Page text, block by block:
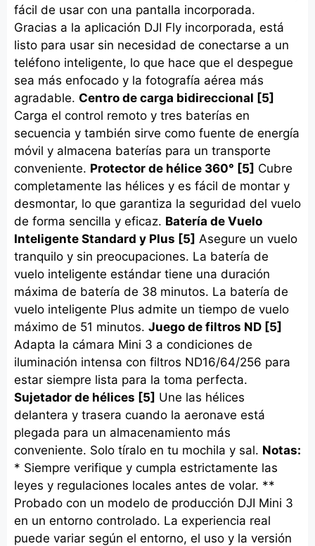
fácil de usar con una pantalla incorporada.
Gracias a la aplicación DJI Fly incorporada, está
listo para usar sin necesidad de conectarse a un
teléfono inteligente, lo que hace que el despegue
sea más enfocado y la fotografía aérea más
agradable. Centro de carga bidireccional [5]
Carga el control remoto y tres baterías en
secuencia y también sirve como fuente de energía
móvil y almacena baterías para un transporte
conveniente. Protector de hélice 360° [5] Cubre
completamente las hélices y es fácil de montar y
desmontar, lo que garantiza la seguridad del vuelo
de forma sencilla y eficaz. Batería de Vuelo
Inteligente Standard y Plus [5] Asegure un vuelo
tranquilo y sin preocupaciones. La batería de
vuelo inteligente estándar tiene una duración
máxima de batería de 38 minutos. La batería de
vuelo inteligente Plus admite un tiempo de vuelo
máximo de 51 minutos. Juego de filtros ND [5]
Adapta la cámara Mini 3 a condiciones de
iluminación intensa con filtros ND16/64/256 para
estar siempre lista para la toma perfecta.
Sujetador de hélices [5] Une las hélices
delantera y trasera cuando la aeronave está
plegada para un almacenamiento más
conveniente. Solo tíralo en tu mochila y sal. Notas:
* Siempre verifique y cumpla estrictamente las
leyes y regulaciones locales antes de volar. **
Probado con un modelo de producción DJI Mini 3
en un entorno controlado. La experiencia real
puede variar según el entorno, el uso y la versión